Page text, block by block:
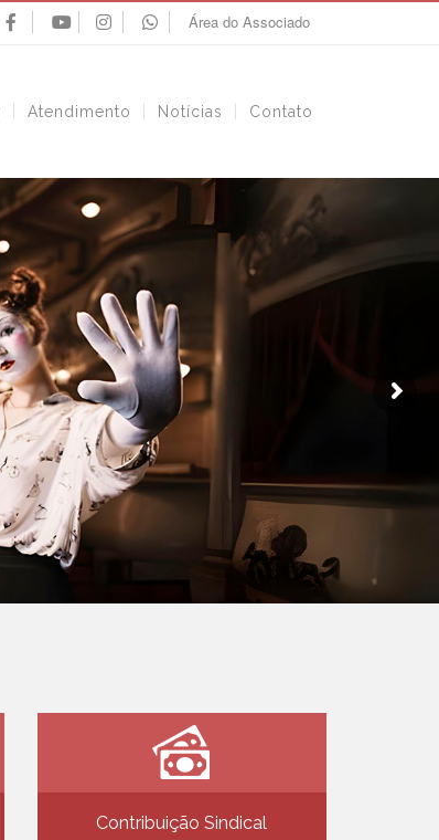
Área do Associado
Atendimento Notícias Contato
Contribuição Sindical